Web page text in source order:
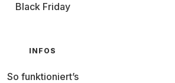
Black Friday
INFOS
So funktioniert’s